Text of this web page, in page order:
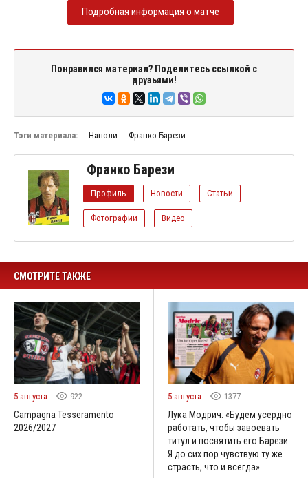
Подробная информация о матче
Понравился материал? Поделитесь ссылкой с
друзьями!
Тэги материала: Наполи Франко Барези
Франко Барези
Профиль Новости Статьи
Фотографии Видео
СМОТРИТЕ ТАКЖЕ
5 августа 922
Campagna Tesseramento
2026/2027
5 августа 1377
Лука Модрич: «Будем усердно
работать, чтобы завоевать
титул и посвятить его Барези.
Я до сих пор чувствую ту же
страсть, что и всегда»